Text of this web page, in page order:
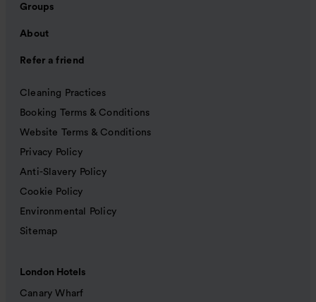
Groups
About
Refer a friend
Cleaning Practices
Booking Terms & Conditions
Website Terms & Conditions
Privacy Policy
Anti-Slavery Policy
Cookie Policy
Environmental Policy
Sitemap
London Hotels
Canary Wharf